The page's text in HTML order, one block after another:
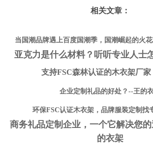
相关文章：
当国潮品牌遇上百度国潮季，国潮崛起的火
亚克力是什么材料？听听专业人士
支持FSC森林认证的木衣架厂家
企业定制礼品的好处？--王的
环保FSC认证木衣架，品牌服装定制找
商务礼品定制企业，一个它解决您
的衣架